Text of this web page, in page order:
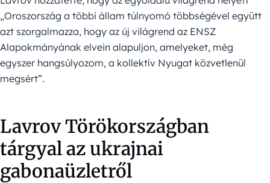
„Oroszország a többi állam túlnyomó többségével együtt
azt szorgalmazza, hogy az új világrend az ENSZ
Alapokmányának elvein alapuljon, amelyeket, még
egyszer hangsúlyozom, a kollektív Nyugat közvetlenül
megsért”.
Lavrov Törökországban
tárgyal az ukrajnai
gabonaüzletről